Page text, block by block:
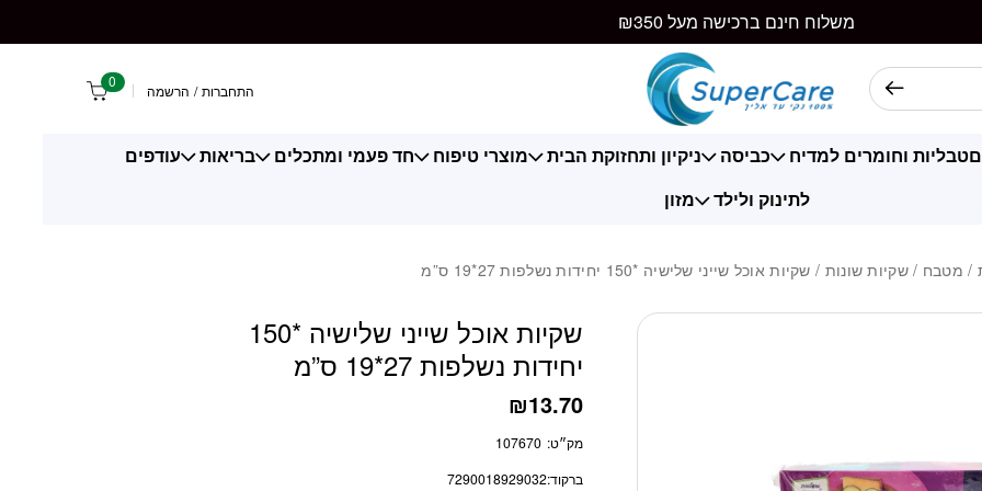
משלוח חינם ברכישה מעל ₪350
התחברות / הרשמה 0
טבליות וחומרים למדיח כביסה ניקיון ותחזוקת הבית מוצרי טיפוח חד פעמי ומתכלים בריאות
עודפים
לתינוק ולילד
מזון
/ מטבח /שקיות שונות / שקיות אוכל שייני שלישיה *150 יחידות נשלפות 27*19 ס”מ
שקיות אוכל שייני שלישיה *150
יחידות נשלפות 27*19 ס”מ
₪13.70
מק״ט: 107670
ברקוד:7290018929032